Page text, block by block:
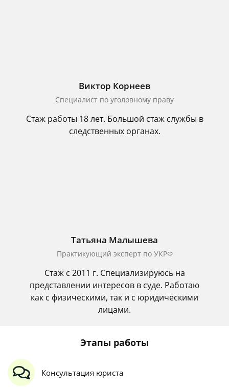
Виктор Корнеев
Cпециалист по уголовному праву
Стаж работы 18 лет. Большой стаж службы в
следственных органах.
Татьяна Малышева
Практикующий эксперт по УКРФ
Стаж с 2011 г. Специализируюсь на
представлении интересов в суде. Работаю
как с физическими, так и с юридическими
лицами.
Этапы работы
Консультация юриста